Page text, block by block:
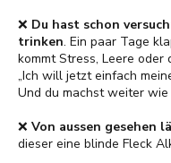
❌ Du hast schon
trinken. Ein paar Tage
kommt Stress, Leere oder
„Ich will jetzt einfach
Und du machst weiter wie
❌ Von aussen gesehen
dieser eine blinde Fleck